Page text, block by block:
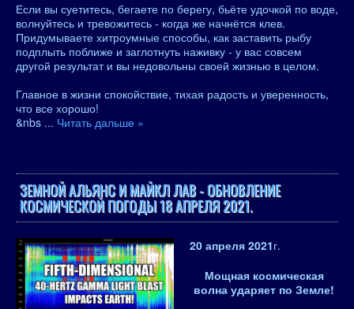
Если вы суетитесь, бегаете по берегу, бьёте удочкой по воде,
волнуйтесь и тревожитесь - когда же начнётся клев.
Придумываете хитроумные способы, как заставить рыбу
подплыть поближе и заглотнуть наживку - у вас совсем
другой результат и вы недовольны своей жизнью в целом.
Главное в жизни спокойствие, тихая радость и уверенность,
что все хорошо!
&nbs ... Читать дальше »
ЗЕМНОЙ АЛЬЯНС И МАЙКЛ ЛАВ - ОБНОВЛЕНИЕ
КОСМИЧЕСКОЙ ПОГОДЫ 18 АПРЕЛЯ 2021.
20 апреля 2021г.
Мощная космическая
волна ударяет по Земле!